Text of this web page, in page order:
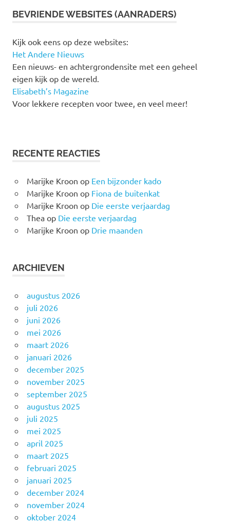
BEVRIENDE WEBSITES (AANRADERS)
Kijk ook eens op deze websites:
Het Andere Nieuws
Een nieuws- en achtergrondensite met een geheel
eigen kijk op de wereld.
Elisabeth’s Magazine
Voor lekkere recepten voor twee, en veel meer!
RECENTE REACTIES
Marijke Kroon op Een bijzonder kado
Marijke Kroon op Fiona de buitenkat
Marijke Kroon op Die eerste verjaardag
Theaop Die eerste verjaardag
Marijke Kroon op Drie maanden
ARCHIEVEN
augustus 2026
juli 2026
juni 2026
mei 2026
maart 2026
januari 2026
december 2025
november 2025
september 2025
augustus 2025
juli 2025
mei 2025
april 2025
maart 2025
februari 2025
januari 2025
december 2024
november 2024
oktober 2024